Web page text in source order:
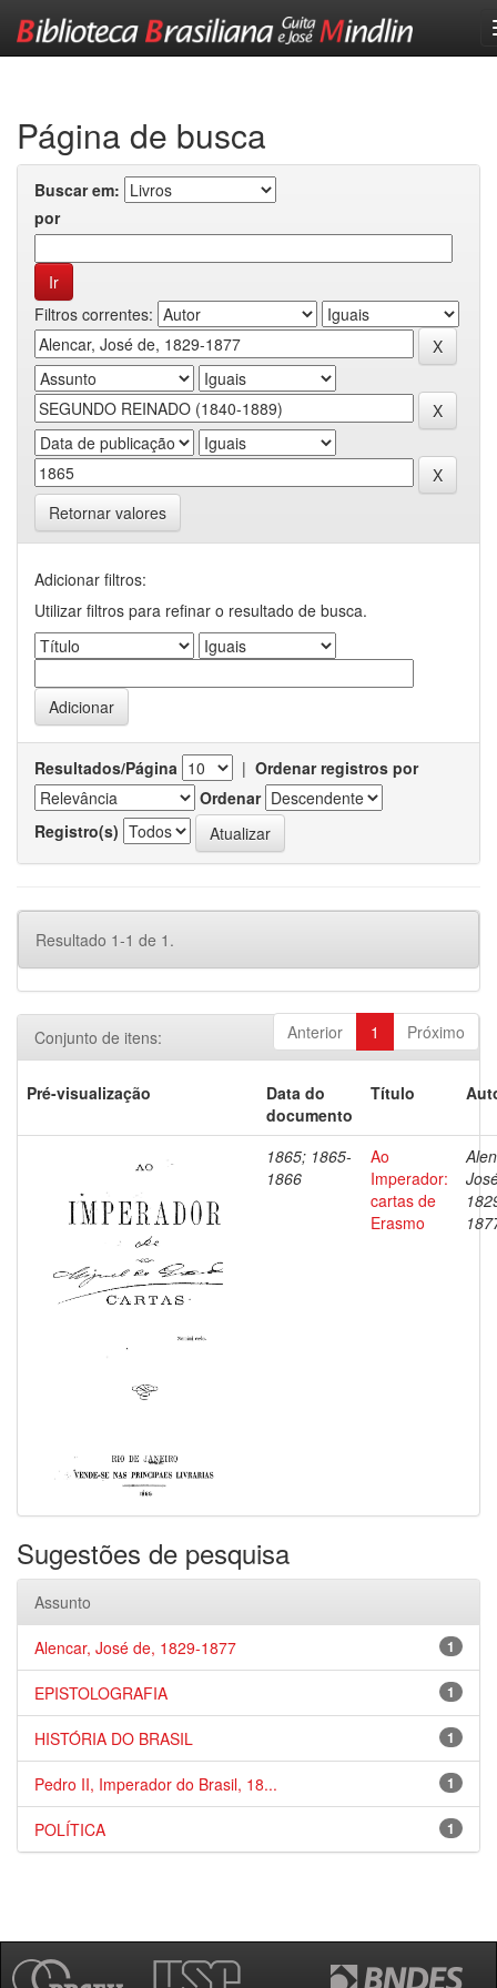
Página de busca
Buscar em:
por
Filtros correntes:
Retornar valores
Adicionar filtros:
Utilizar filtros para refinar o resultado de busca.
Resultados/Página | Ordenar registros por
Ordenar
Registro(s)
Resultado 1-1 de 1.
Anterior 1 Próximo
Conjunto de itens:
Pré-visualização
Data do
documento
Título
1865; 1865-
1866
Ao
Imperador:
cartas de
Erasmo
Sugestões de pesquisa
Assunto
1
Alencar, José de, 1829-1877
1
EPISTOLOGRAFIA
1
HISTÓRIA DO BRASIL
1
Pedro II, Imperador do Brasil, 18...
1
POLÍTICA